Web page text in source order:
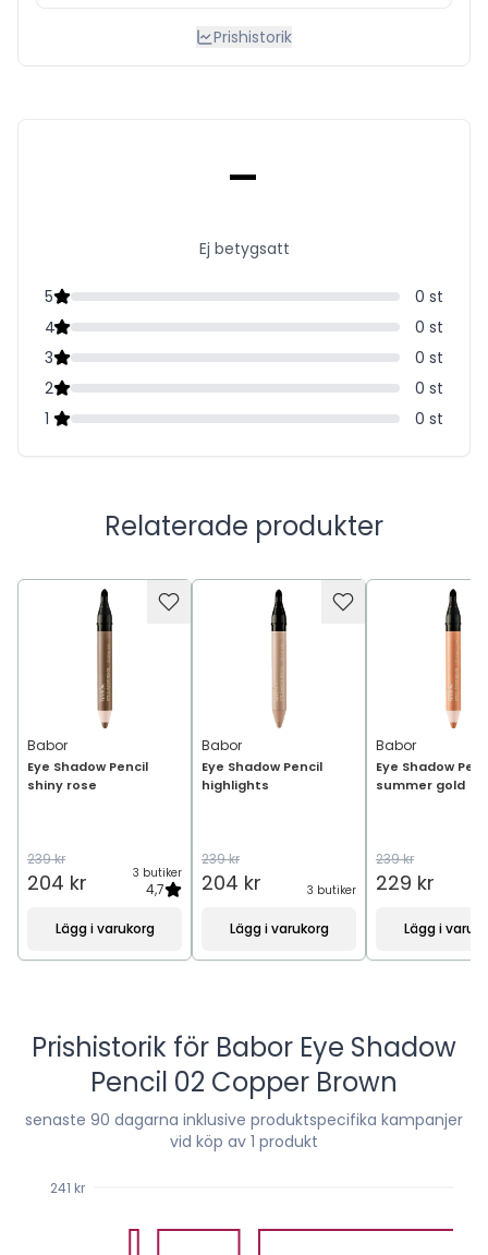
Prishistorik
-
Ej betygsatt
5 0 st
4
0 st
3
0 st
2
0 st
1
0 st
Relaterade produkter
Babor
Eye Shadow Pencil
shiny rose
239 kr
204 kr 3 butiker
4,7
Lägg i varukorg
Babor
Eye Shadow Pencil
highlights
239 kr
204 kr 3 butiker
Lägg i varukorg
Babor
Eye Shadow
summer gold
239 kr
229 kr
Lägg i
Prishistorik för Babor Eye Shadow
Pencil 02 Copper Brown
senaste 90 dagarna inklusive produktspecifika kampanjer
vid köp av 1 produkt
241 kr